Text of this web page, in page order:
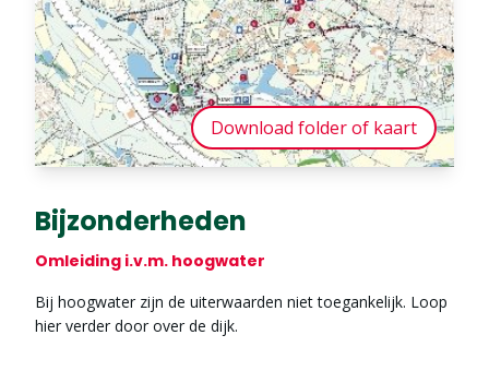
Download folder of kaart
Bijzonderheden
Omleiding i.v.m. hoogwater
Bij hoogwater zijn de uiterwaarden niet toegankelijk. Loop
hier verder door over de dijk.